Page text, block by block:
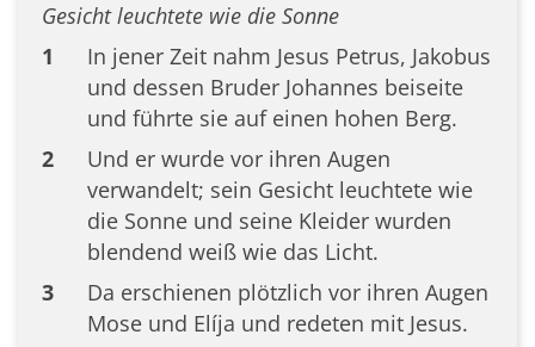
Gesicht leuchtete wie die Sonne
1
In jener Zeit nahm Jesus Petrus, Jakobus
und dessen Bruder Johannes beiseite
und führte sie auf einen hohen Berg.
2
Und er wurde vor ihren Augen
verwandelt; sein Gesicht leuchtete wie
die Sonne und seine Kleider wurden
blendend weiß wie das Licht.
3
Da erschienen plötzlich vor ihren Augen
Mose und Elíja und redeten mit Jesus.